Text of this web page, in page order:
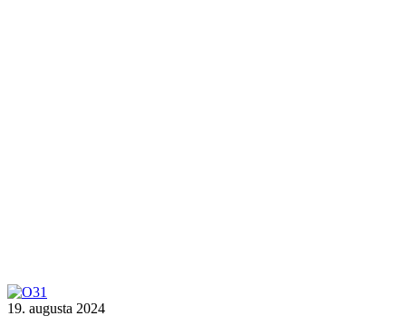
19. augusta 2024